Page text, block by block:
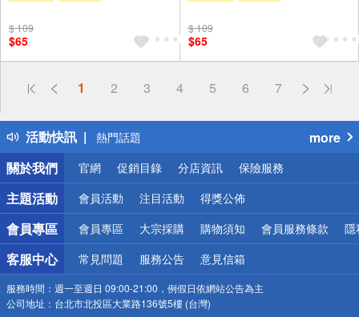
$ 109
$65
$ 109
$65
1 2 3 4 5 6 7
活動快訊
偏遠地區配送
得獎公告
熱門話題
銀行優惠
偏遠地區配送
詐騙網頁！請小心！
more
關於我們
官網 促銷目錄 分店資訊 保險服務
主題活動 會員活動 注目活動 得獎公佈
會員專區 會員專區 大宗採購 購物須知 會員服務條款 隱
客服中心 常見問題 服務公告 意見信箱
服務時間： 週一至週日 09:00-21:00，例假日依網站公告為主
公司地址： 台北市北投區大業路136號5樓 (台灣)